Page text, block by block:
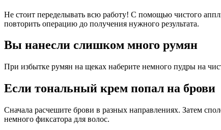
Не стоит переделывать всю работу! С помощью чистого
повторить операцию до получения нужного результата.
Вы нанесли слишком много румян
При избытке румян на щеках наберите немного пудры на
Если тональный крем попал на брови
Сначала расчешите брови в разных направлениях. Затем
немного фиксатора для волос.